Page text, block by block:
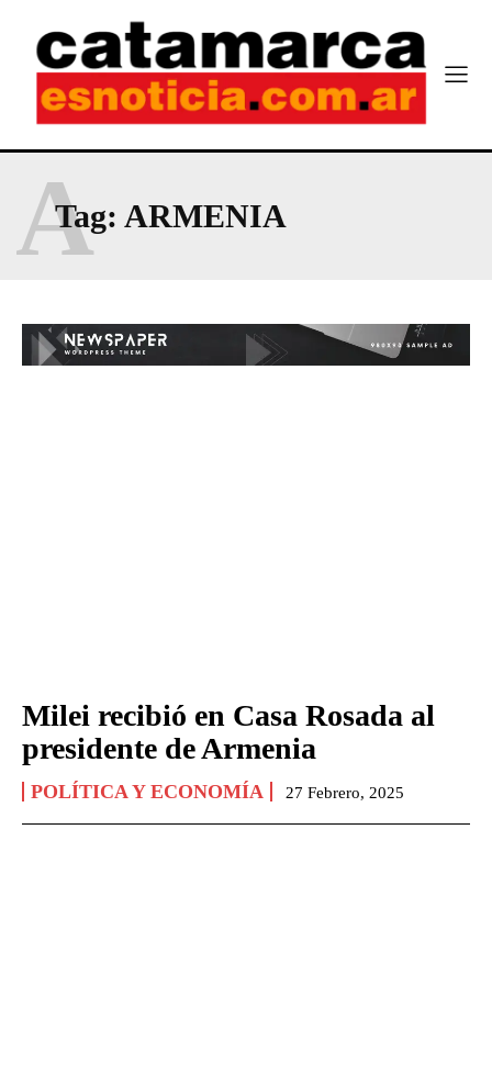
Tag: ARMENIA
A
Milei recibió en Casa Rosada al
presidente de Armenia
POLÍTICA Y ECONOMÍA 27 Febrero, 2025